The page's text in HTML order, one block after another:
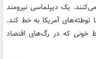
یک دیپلماسی نیرومند
توطئه‌های آمریکا به خط کند.
خونی که در رگ‌های اقتصاد